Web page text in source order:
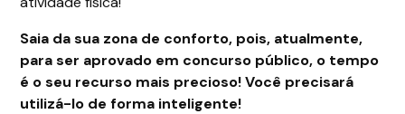
Saia da sua zona de conforto, pois, atualmente,
para ser aprovado em concurso público, o tempo
é o seu recurso mais precioso! Você precisará
utilizá-lo de forma inteligente!